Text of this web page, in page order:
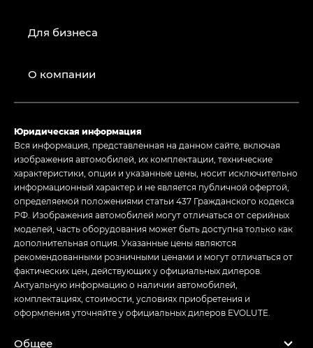
Для бизнеса
О компании
Юридическая информация
Вся информация, представленная на данном сайте, включая
изображения автомобилей, их комплектации, технические
характеристики, опции и указанные цены, носит исключительно
информационный характер и не является публичной офертой,
определяемой положениями статьи 437 Гражданского кодекса
РФ. Изображения автомобилей могут отличаться от серийных
моделей, часть оборудования может быть доступна только как
дополнительная опция. Указанные цены являются
рекомендованными розничными ценами и могут отличаться от
фактических цен, действующих у официальных дилеров.
Актуальную информацию о наличии автомобилей,
комплектациях, стоимости, условиях приобретения и
оформления уточняйте у официальных дилеров EVOLUTE.
Общее